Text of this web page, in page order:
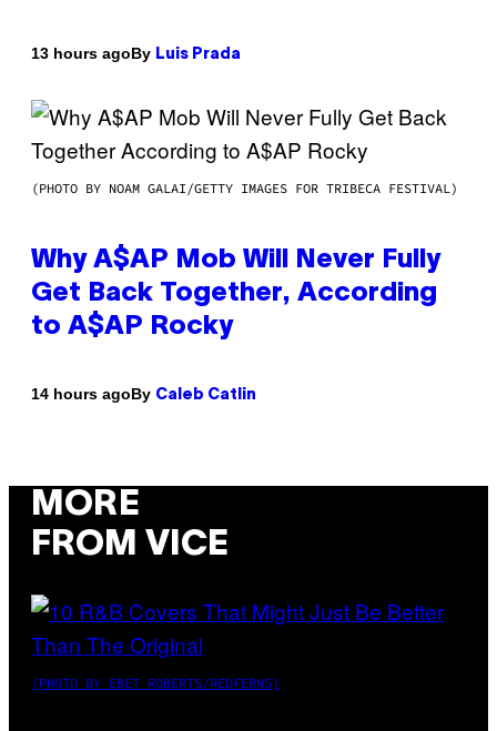
13 hours agoBy Luis Prada
(PHOTO BY NOAM GALAI/GETTY IMAGES FOR TRIBECA FESTIVAL)
Why A$AP Mob Will Never Fully
Get Back Together, According
to A$AP Rocky
14 hours agoBy Caleb Catlin
MORE
FROM VICE
(PHOTO BY EBET ROBERTS/REDFERNS)